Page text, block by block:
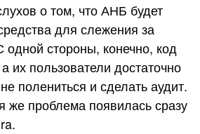
о том, что АНБ будет
для слежения за
одной стороны, конечно, код
их пользователи достаточно
полениться и сделать аудит.
же проблема появилась сразу